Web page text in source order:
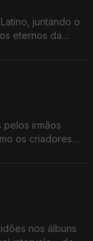
juntando o
eternos da
pelos irmãos
os criadores
nos álbuns